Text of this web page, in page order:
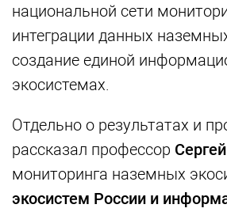
национальной сети
интеграции данных
создание единой
экосистемах.
Отдельно о результатах и
рассказал профессор
мониторинга наземных
экосистем России и